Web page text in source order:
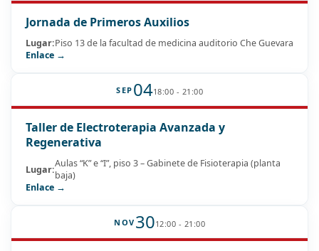
Jornada de Primeros Auxilios
Lugar:Piso 13 de la facultad de medicina auditorio Che Guevara
Enlace →
SEP 0418:00 - 21:00
Taller de Electroterapia Avanzada y
Regenerativa
Lugar:Aulas “K” e “I”, piso 3 – Gabinete de Fisioterapia (planta
baja)
Enlace →
NOV 3012:00 - 21:00